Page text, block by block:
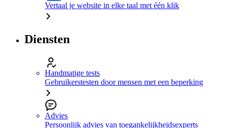
Vertaal je website in elke taal met één klik
Diensten
Handmatige tests
Gebruikerstesten door mensen met een beperking
Advies
Persoonlijk advies van toegankelijkheidsexperts